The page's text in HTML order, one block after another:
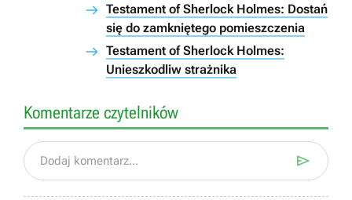
Testament of Sherlock Holmes: Dostań
się do zamkniętego pomieszczenia
Testament of Sherlock Holmes:
Unieszkodliw strażnika
Komentarze czytelników
Dodaj komentarz... 